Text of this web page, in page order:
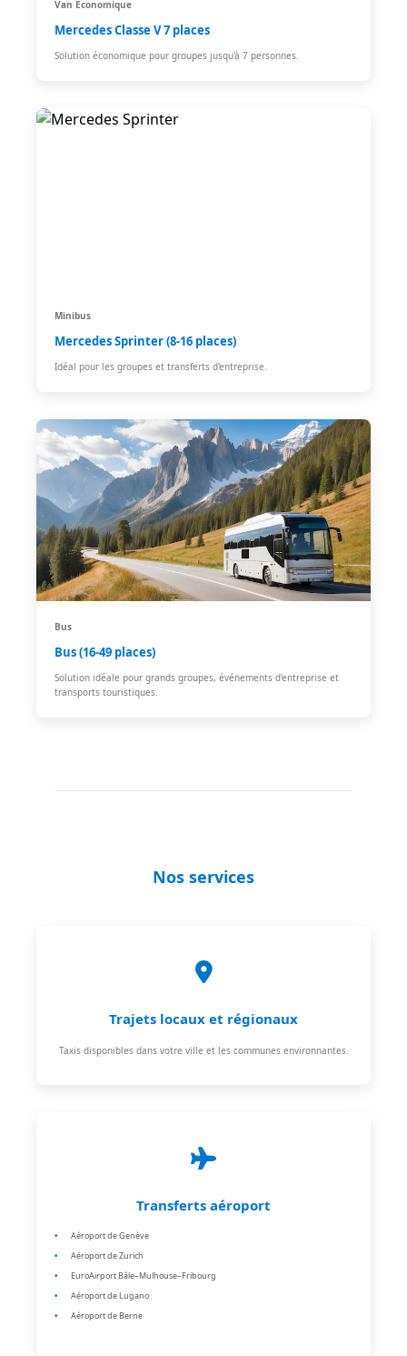
Van Économique
Mercedes Classe V 7 places
Solution économique pour groupes jusqu'à 7 personnes.
Minibus
Mercedes Sprinter (8-16 places)
Idéal pour les groupes et transferts d'entreprise.
Bus
Bus (16-49 places)
Solution idéale pour grands groupes, événements d'entreprise et
transports touristiques.
Nos services
Trajets locaux et régionaux
Taxis disponibles dans votre ville et les communes environnantes.
Transferts aéroport
Aéroport de Genève
Aéroport de Zurich
EuroAirport Bâle–Mulhouse–Fribourg
Aéroport de Lugano
Aéroport de Berne